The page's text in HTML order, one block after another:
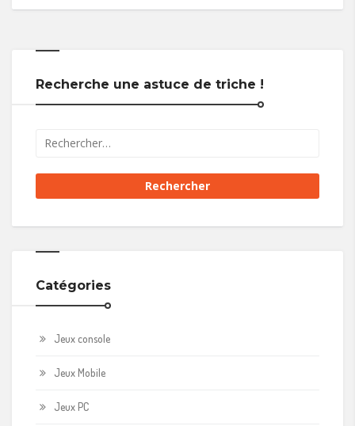
Recherche une astuce de triche !
Catégories
Jeux console
Jeux Mobile
Jeux PC